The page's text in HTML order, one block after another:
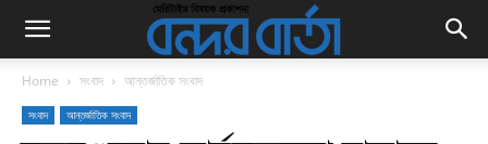
Home সংবাদ আন্তর্জাতিক সংবাদ
সংবাদ আন্তর্জাতিক সংবাদ